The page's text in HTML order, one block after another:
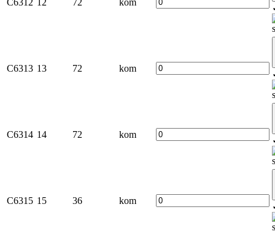
C6312 12 72 kom
C6313 13 72 kom
C6314 14 72 kom
C6315 15 36 kom